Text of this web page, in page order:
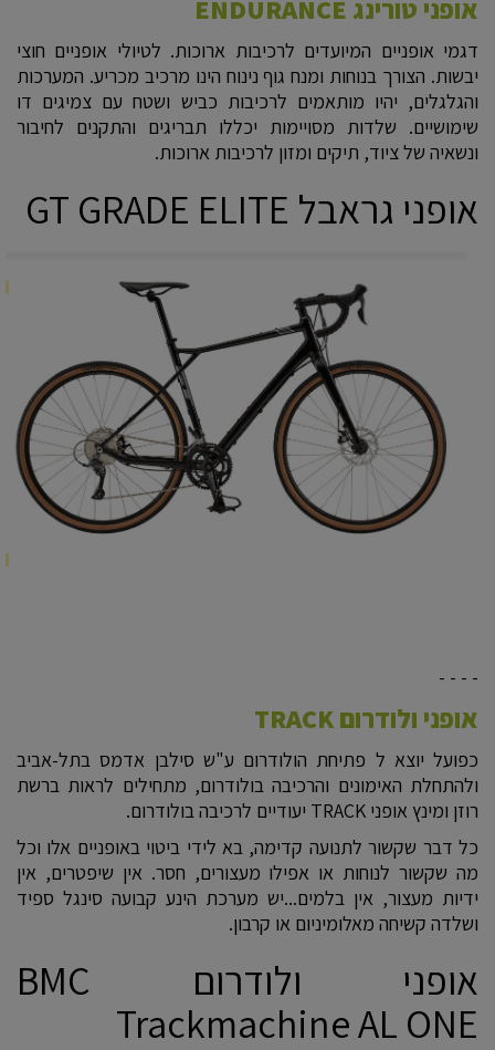
אופני טורינג ENDURANCE
דגמי אופניים המיועדים לרכיבות ארוכות. לטיולי אופניים חוצי
יבשות. הצורך בנוחות ומנח גוף נינוח הינו מרכיב מכריע. המערכות
והגלגלים, יהיו מותאמים לרכיבות כביש ושטח עם צמיגים דו
שימושיים. שלדות מסויימות יכללו תבריגים והתקנים לחיבור
ונשאיה של ציוד, תיקים ומזון לרכיבות ארוכות.
אופני גראבל GT GRADE ELITE
- - - -
אופני ולודרום TRACK
כפועל יוצא ל פתיחת הולודרום ע"ש סילבן אדמס בתל-אביב
ולהתחלת האימונים והרכיבה בולודרום, מתחילים לראות ברשת
רוזן ומינץ אופני TRACK יעודיים לרכיבה בולודרום.
כל דבר שקשור לתנועה קדימה, בא לידי ביטוי באופניים אלו וכל
מה שקשור לנוחות או אפילו מעצורים, חסר. אין שיפטרים, אין
ידיות מעצור, אין בלמים...יש מערכת הינע קבועה סינגל ספיד
ושלדה קשיחה מאלומיניום או קרבון.
אופני ולודרום BMC
Trackmachine AL ONE